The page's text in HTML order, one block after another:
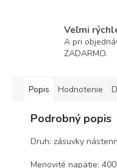
Veľmi
A pri
ZADARMO.
Popis Hodnotenie
Podrobný popis
Druh: zásuvky
Menovité napätie: